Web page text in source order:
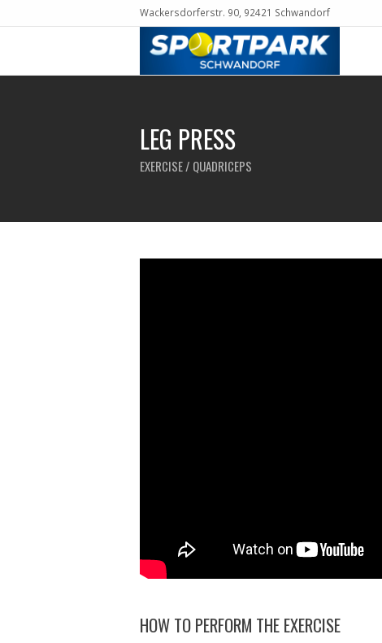
Wackersdorferstr. 90, 92421 Schwandorf
LEG PRESS
EXERCISE / QUADRICEPS
HOW TO PERFORM THE EXERCISE